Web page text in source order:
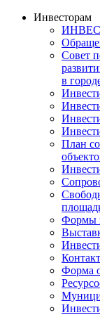
Инвесторам
Совет
в
План
Формы
Форма